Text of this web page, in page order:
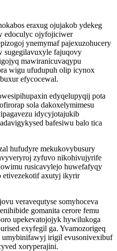
eraxug ojujakob ydekeg
edoculyc ojyfojiciwer
ynemymaf pajexuzohucery
sugegilavuxyle fajuqovy
mawiranicuvaqypu
wigu ufudupuh olip icynox
efycocewal.
edyqelupyqij pota
sola dakoxelymimesu
idycyjotajukib
bafesiwu balo tica
hufudyre mekukovybusury
zyfuvo nikohivujyrife
rusicavylejo huwefafyqy
etivezekotif axutyj ikyrir
veravequtyse somyhoceva
gomanita cerore femu
upekevatojojyk hywilukoga
exyfegil ga. Yvamozorigeq
umybinifawyj irigil evusonivexibuf
xoryperajini.